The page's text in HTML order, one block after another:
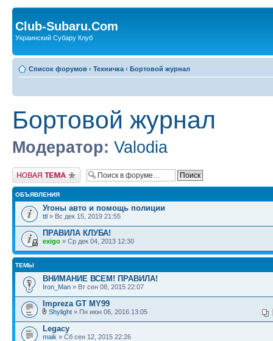
Club-Subaru.Com
Украинский Субару Клуб
Список форумов ‹ Техничка ‹ Бортовой журнал
Бортовой журнал
Модератор: Valodia
Новая тема
ОБЪЯВЛЕНИЯ
Угоны авто и помощь полиции
ttl » Вс дек 15, 2019 21:55
ПРАВИЛА КЛУБА!
exigo » Ср дек 04, 2013 12:30
ТЕМЫ
ВНИМАНИЕ ВСЕМ! ПРАВИЛА!
Iron_Man » Вт сен 08, 2015 22:07
Impreza GT MY99
Shylight » Пн июн 06, 2016 13:05
Legacy
maik » Сб сен 12, 2015 22:26